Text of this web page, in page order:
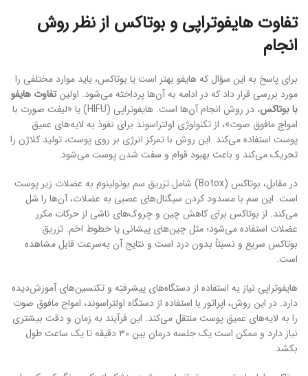
تفاوت هایفوتراپی و بوتاکس از نظر روش
انجام
برای پاسخ به این سؤال که هایفو بهتر است یا بوتاکس، باید موارد مختلفی را
مورد بررسی قرار داد که در ادامه به آن‌ها پرداخته می‌شود. اولینتفاوت هایفو
با بوتاکس
، در روش انجام آن‌ها است. هایفوتراپی (HIFU) یا «لیفت صورت با
امواج مافوق صوت»، از تکنولوژی اولتراسوند برای نفوذ به لایه‌های عمیق
پوست استفاده می‌کند. این روش با تمرکز انرژی بر روی پوست، تولید کلاژن را
تحریک می‌کند و باعث بهبود قوام و سفت شدن پوست می‌شود.
در مقابل، بوتاکس (Botox) شامل تزریق سم بوتولینوم به عضلات زیر پوست
است. این سم با مسدود کردن سیگنال‌های عصبی به عضلات، آن‌ها را شل
می‌کند. از بوتاکس برای کاهش چین و چروک‌های ناشی از حرکات مکرر
عضلات استفاده می‌شود؛ مثل چین‌های پیشانی یا خطوط اخم. تزریق
بوتاکس سریع و نسبتاً بدون درد است و نتایج آن به‌سرعت قابل مشاهده
است.
هایفوتراپی نیاز به استفاده از دستگاه‌های پیشرفته و تکنسین‌های آموزش‌دیده
دارد. در این روش، اپراتور با استفاده از دستگاه اولتراسوند، امواج مافوق صوت
را به لایه‌های عمیق پوست منتقل می‌کند. این فرآیند به زمان و دقت بیشتری
نیاز دارد و ممکن است یک جلسه درمان بین ۳۰ دقیقه تا یک ساعت طول
بکشد.